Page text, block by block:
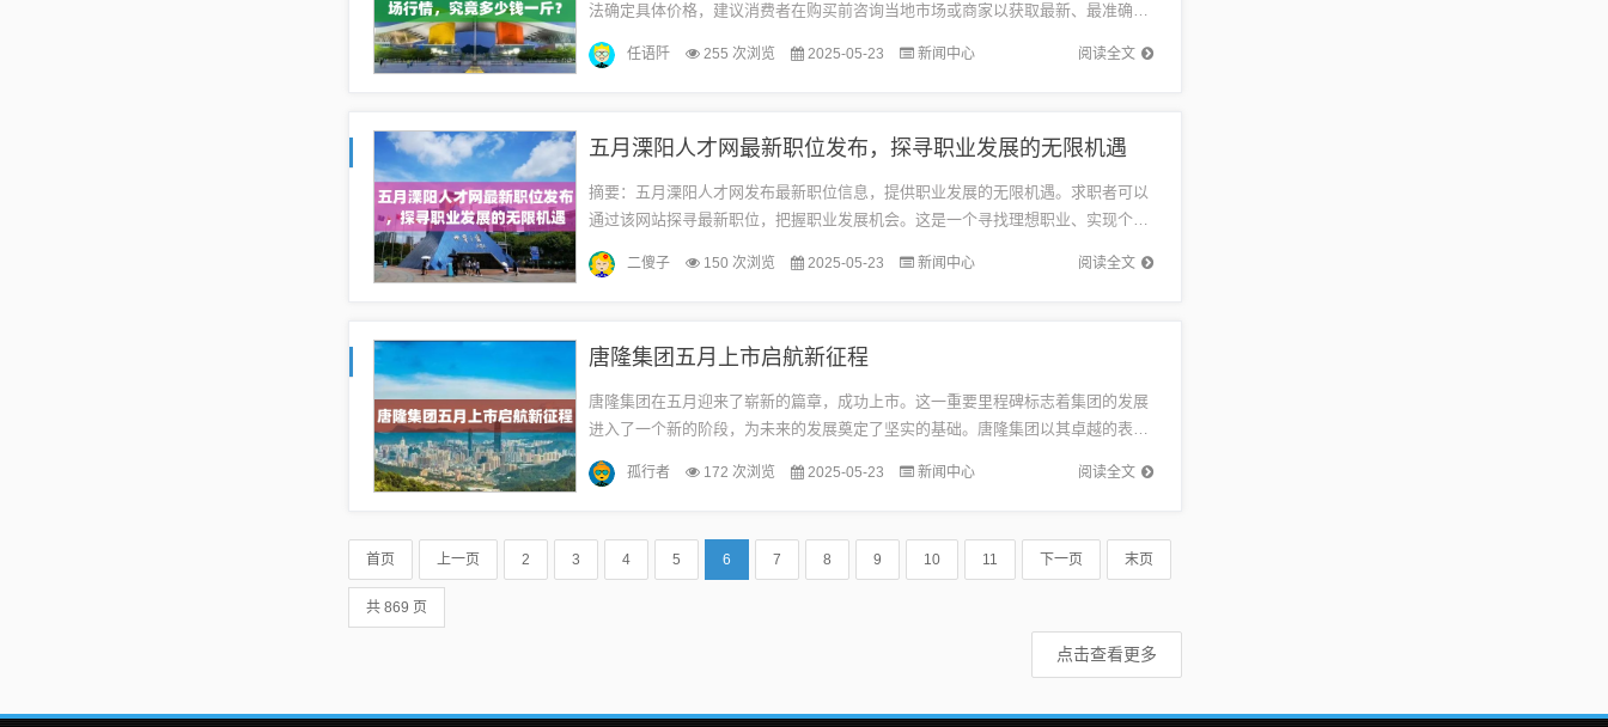
法确定具体价格，建议消费者在购买前咨询当地市场或商家以获取最新、最准确的
价格信息。高品质的木灵芝价格会相对较高。需要更具吸引力，可以考虑改为
《揭...
阅读全文
任语阡 255 次浏览 2025-05-23 新闻中心
五月溧阳人才网最新职位发布，探寻职业发展的无限机遇
摘要：五月溧阳人才网发布最新职位信息，提供职业发展的无限机遇。求职者可以
通过该网站探寻最新职位，把握职业发展机会。这是一个寻找理想职业、实现个人
价值的平台。随着经济的蓬勃发展和产业的转型升级，溧阳地区的人才需求日益
旺...
阅读全文
二傻子 150 次浏览 2025-05-23 新闻中心
唐隆集团五月上市启航新征程
唐隆集团在五月迎来了崭新的篇章，成功上市。这一重要里程碑标志着集团的发展
进入了一个新的阶段，为未来的发展奠定了坚实的基础。唐隆集团以其卓越的表现
和潜力，吸引了众多投资者的关注，展现了其在行业中的领导地位和发展前景。
这...
阅读全文
孤行者 172 次浏览 2025-05-23 新闻中心
首页 上一页 2 3 4 5 6 7 8 9 10 11 下一页 末页
共 869 页
点击查看更多